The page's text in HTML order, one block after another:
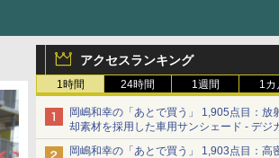
アクセスランキング
1時間 24時間 1週間 1カ
岡嶋和幸の「あとで買う」 1,905点目：放
却素材を採用した車用サンシェード - デジ
Watch
岡嶋和幸の「あとで買う」 1,903点目：高